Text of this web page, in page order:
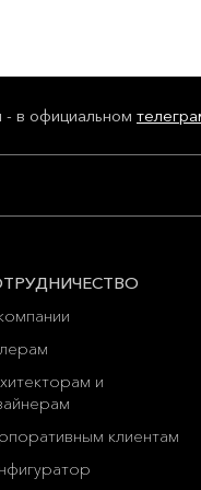
в официальном
и
клиентам